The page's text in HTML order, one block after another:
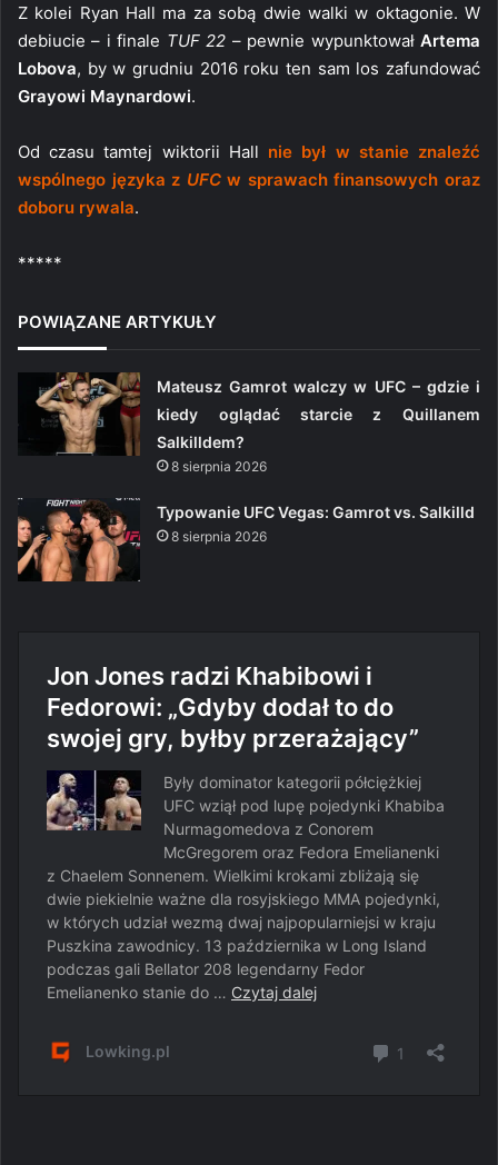
Z kolei Ryan Hall ma za sobą dwie walki w oktagonie. W
debiucie – i finale TUF 22 – pewnie wypunktowałArtema
Lobova, by w grudniu 2016 roku ten sam los zafundować
Grayowi Maynardowi.
Od czasu tamtej wiktorii Hall nie był w stanie znaleźć
wspólnego języka z UFCw sprawach finansowych oraz
doboru rywala.
*****
POWIĄZANE ARTYKUŁY
Mateusz Gamrot walczy w UFC – gdzie i
kiedy oglądać starcie z Quillanem
Salkilldem?
8 sierpnia 2026
Typowanie UFC Vegas: Gamrot vs. Salkilld
8 sierpnia 2026